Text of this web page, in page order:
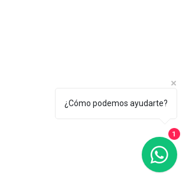
¿Cómo podemos ayudarte?
1